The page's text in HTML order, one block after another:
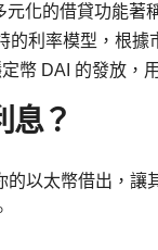
元化的借貸功能著
的利率模型，根據
幣 DAI 的發放，
息？
的以太幣借出，